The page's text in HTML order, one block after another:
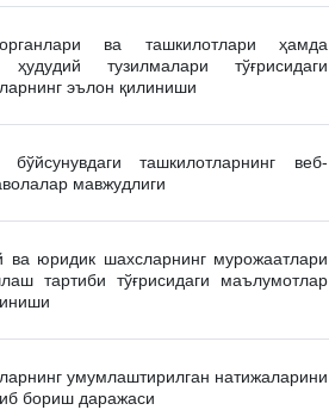
ва ташкилотлари ҳамда
ҳудудий тузилмалари тўғрисидаги
эълон қилиниши
бўйсунувдаги ташкилотларнинг веб-
мавжудлиги
юридик шахсларнинг мурожаатлари
тартиби тўғрисидаги маълумотлар
умумлаштирилган натижаларини
бориш даражаси